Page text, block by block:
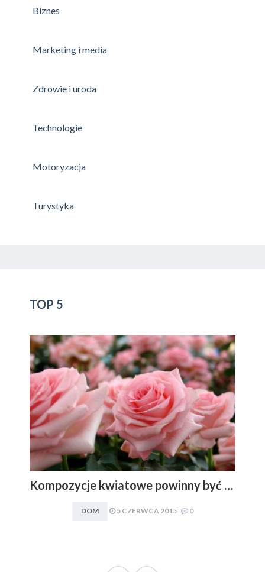
Biznes
Marketing i media
Zdrowie i uroda
Technologie
Motoryzacja
Turystyka
TOP 5
Kompozycje kwiatowe powinny być dopasowywane do charakteru i stylu aranżacyjnego wnętrza. Obowiązuje zasada: im mniej, tym lepiej
DOM 5 CZERWCA 2015 0